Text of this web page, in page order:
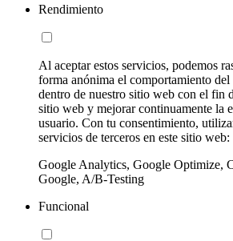
Rendimiento
Al aceptar estos servicios, podemos
forma anónima el comportamiento
dentro de nuestro sitio web con el fin
sitio web y mejorar continuamente la
usuario. Con tu consentimiento,
servicios de terceros en este sitio web:
Google Analytics, Google Optimize,
Google, A/B-Testing
Funcional